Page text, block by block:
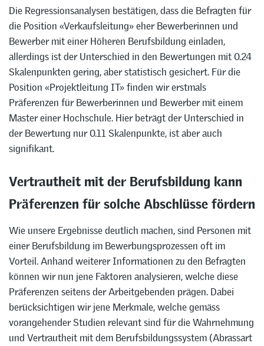
Die Regressionsanalysen bestätigen, dass die Befragten für
die Position «Verkaufsleitung» eher Bewerberinnen und
Bewerber mit einer Höheren Berufsbildung einladen,
allerdings ist der Unterschied in den Bewertungen mit 0.24
Skalenpunkten gering, aber statistisch gesichert. Für die
Position «Projektleitung IT» finden wir erstmals
Präferenzen für Bewerberinnen und Bewerber mit einem
Master einer Hochschule. Hier beträgt der Unterschied in
der Bewertung nur 0.11 Skalenpunkte, ist aber auch
signifikant.
Vertrautheit mit der Berufsbildung kann
Präferenzen für solche Abschlüsse fördern
Wie unsere Ergebnisse deutlich machen, sind Personen mit
einer Berufsbildung im Bewerbungsprozessen oft im
Vorteil. Anhand weiterer Informationen zu den Befragten
können wir nun jene Faktoren analysieren, welche diese
Präferenzen seitens der Arbeitgebenden prägen. Dabei
berücksichtigen wir jene Merkmale, welche gemäss
vorangehender Studien relevant sind für die Wahrnehmung
und Vertrautheit mit dem Berufsbildungssystem (Abrassart